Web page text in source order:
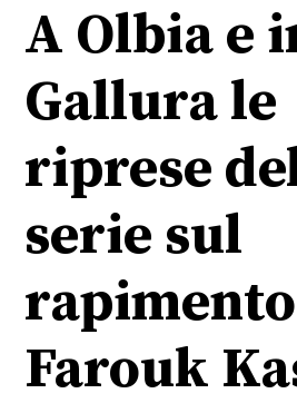
A Olbia e
Gallura le
riprese
serie sul
Farouk